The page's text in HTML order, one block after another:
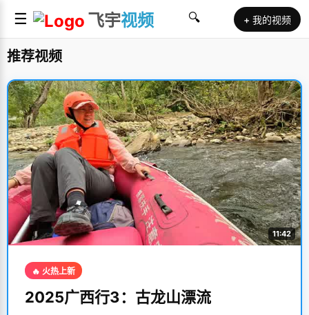
☰ 飞宇视频 🔍 + 我的视频
推荐视频
11:42
🔥 火热上新
2025广西行3：古龙山漂流